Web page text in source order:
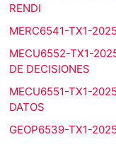
RENDI
MERC6541-TX1-
MECU6552-TX1-
DE DECISIONES
MECU6551-TX1-
DATOS
GEOP6539-TX1-